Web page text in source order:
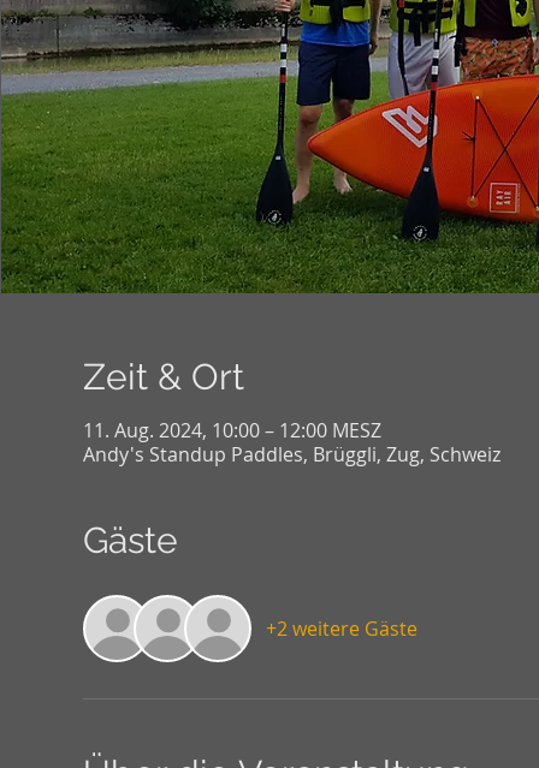
Zeit & Ort
11. Aug. 2024, 10:00 – 12:00 MESZ
Andy's Standup Paddles, Brüggli, Zug, Schweiz
Gäste
+2 weitere Gäste